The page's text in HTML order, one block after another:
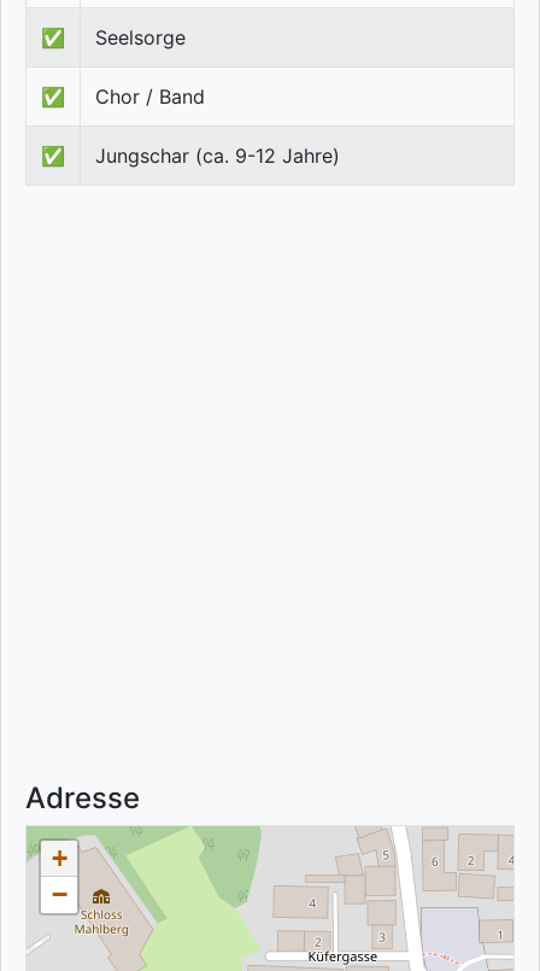
✅ Seelsorge
✅ Chor / Band
✅ Jungschar (ca. 9-12 Jahre)
Adresse
+
−